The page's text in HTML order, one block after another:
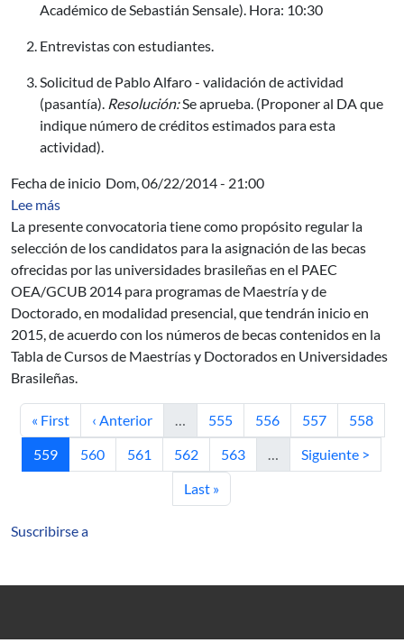
Académico de Sebastián Sensale). Hora: 10:30
Entrevistas con estudiantes.
Solicitud de Pablo Alfaro - validación de actividad
(pasantía). Resolución:Se aprueba. (Proponer al DA que
indique número de créditos estimados para esta
actividad).
Fecha de inicio Dom, 06/22/2014 - 21:00
Lee mássobre Convocatoria OEA/GCUB
La presente convocatoria tiene como propósito regular la
selección de los candidatos para la asignación de las becas
ofrecidas por las universidades brasileñas en el PAEC
OEA/GCUB 2014 para programas de Maestría y de
Doctorado, en modalidad presencial, que tendrán inicio en
2015, de acuerdo con los números de becas contenidos en la
Tabla de Cursos de Maestrías y Doctorados en Universidades
Brasileñas.
Primera página
« First Página anterior
‹ Anterior … Página
555 Página
556 Página
557 Página
558
Página actual
559 Página
560 Página
561 Página
562 Página
563 … Siguiente página
Siguiente >
Última página
Last »
Suscribirse a